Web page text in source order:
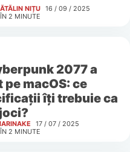
NIȚU 16 / 09 / 2025
2 MINUTE
2077 a
pe macOS: ce
îți trebuie ca
17 / 07 / 2025
2 MINUTE